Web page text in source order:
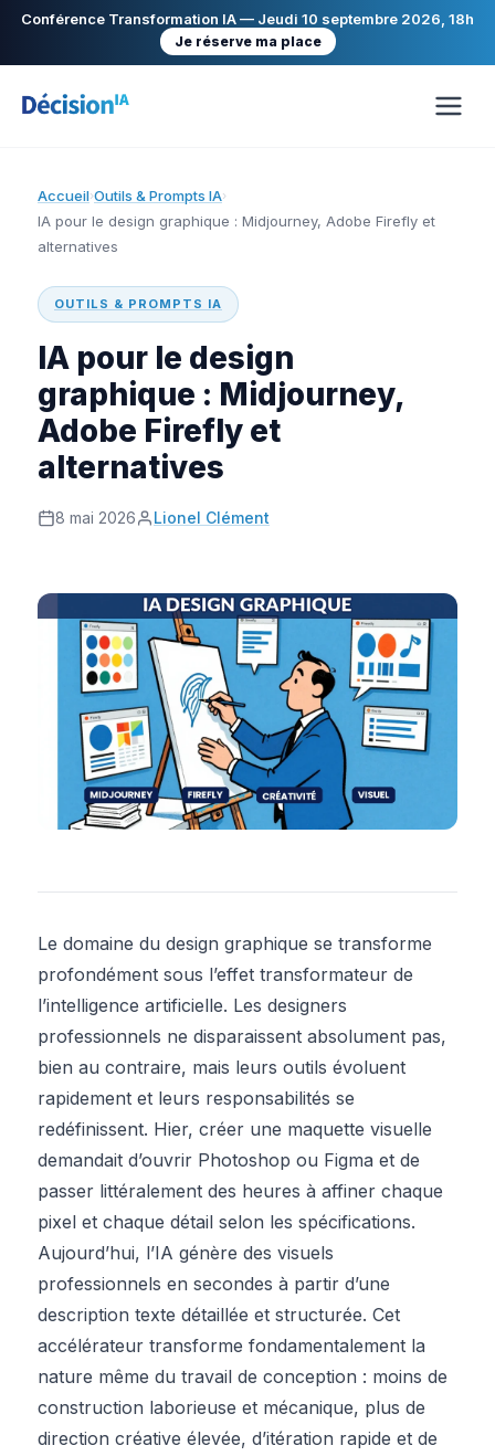
Conférence Transformation IA — Jeudi 10 septembre 2026, 18h
Je réserve ma place
Accueil›Outils & Prompts IA›
IA pour le design graphique : Midjourney, Adobe Firefly et
alternatives
OUTILS & PROMPTS IA
IA pour le design
graphique : Midjourney,
Adobe Firefly et
alternatives
8 mai 2026 Lionel Clément
Le domaine du design graphique se transforme
profondément sous l’effet transformateur de
l’intelligence artificielle. Les designers
professionnels ne disparaissent absolument pas,
bien au contraire, mais leurs outils évoluent
rapidement et leurs responsabilités se
redéfinissent. Hier, créer une maquette visuelle
demandait d’ouvrir Photoshop ou Figma et de
passer littéralement des heures à affiner chaque
pixel et chaque détail selon les spécifications.
Aujourd’hui, l’IA génère des visuels
professionnels en secondes à partir d’une
description texte détaillée et structurée. Cet
accélérateur transforme fondamentalement la
nature même du travail de conception : moins de
construction laborieuse et mécanique, plus de
direction créative élevée, d’itération rapide et de